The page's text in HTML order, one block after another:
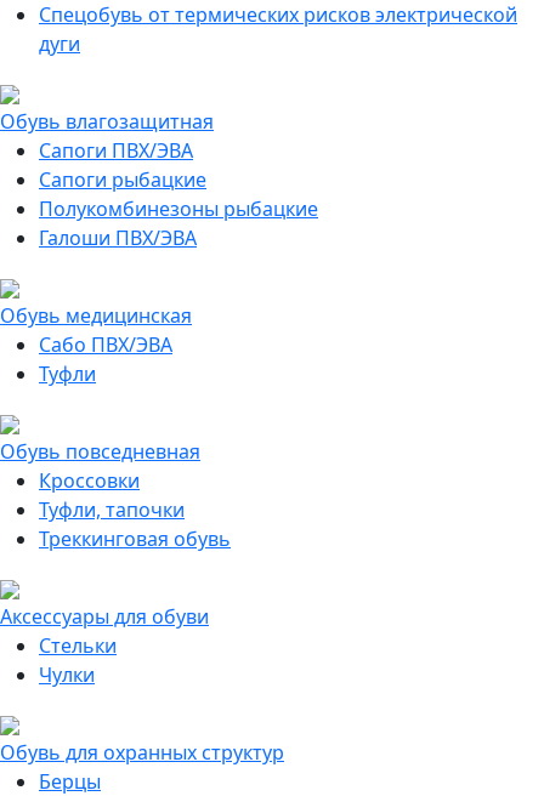
Спецобувь от термических рисков электрической
дуги
Обувь влагозащитная
Сапоги ПВХ/ЭВА
Сапоги рыбацкие
Полукомбинезоны рыбацкие
Галоши ПВХ/ЭВА
Обувь медицинская
Сабо ПВХ/ЭВА
Туфли
Обувь повседневная
Кроссовки
Туфли, тапочки
Треккинговая обувь
Аксессуары для обуви
Стельки
Чулки
Обувь для охранных структур
Берцы